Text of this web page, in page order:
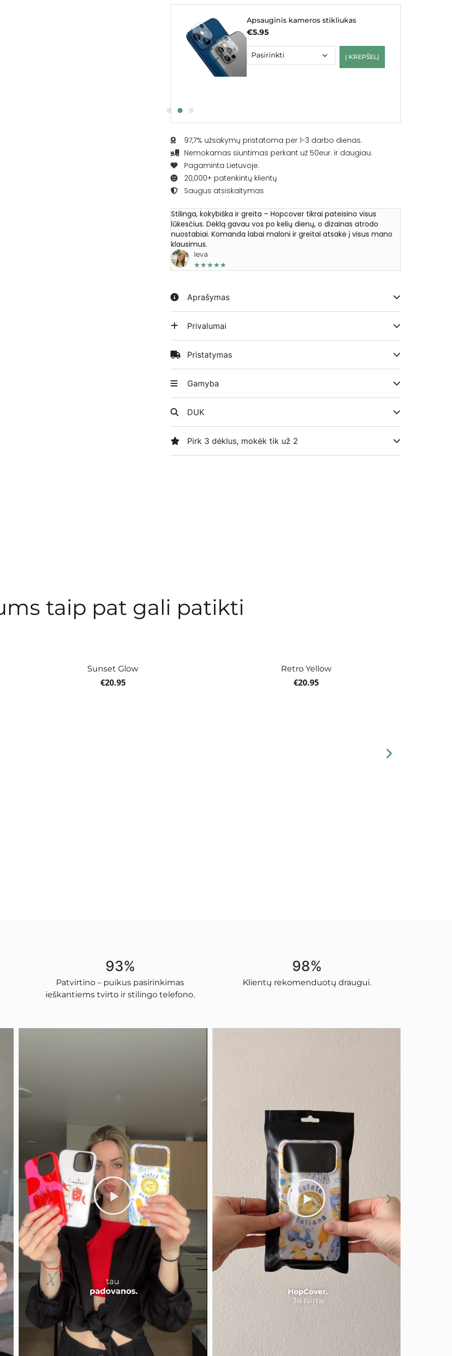
Apsauginis kameros stikliukas
€5.95
Į KREPŠELĮ
97,7% užsakymų pristatoma per 1-3 darbo dienas.
Nemokamas siuntimas perkant už 50eur. ir daugiau.
Pagaminta Lietuvoje.
20,000+ patenkintų klientų
Saugus atsiskaitymas
Ieva
★★★★★
Stilinga, kokybiška ir greita – Hopcover tikrai pateisino visus
lūkesčius. Dėklą gavau vos po kelių dienų, o dizainas atrodo
nuostabiai. Komanda labai maloni ir greitai atsakė į visus mano
klausimus.
Aprašymas
Privalumai
Pristatymas
Gamyba
DUK
Pirk 3 dėklus, mokėk tik už 2
taip pat gali patikti
Sunset Glow
€20.95
Retro Yellow
€20.95
93%
Patvirtino – puikus pasirinkimas
ieškantiems tvirto ir stilingo telefono.
98%
Klientų rekomenduotų draugui.